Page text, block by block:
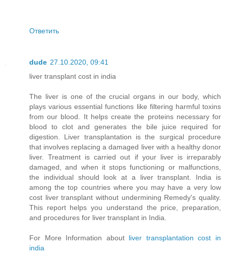
Ответить
dude 27.10.2020, 09:41
liver transplant cost in india
The liver is one of the crucial organs in our body, which
plays various essential functions like filtering harmful toxins
from our blood. It helps create the proteins necessary for
blood to clot and generates the bile juice required for
digestion. Liver transplantation is the surgical procedure
that involves replacing a damaged liver with a healthy donor
liver. Treatment is carried out if your liver is irreparably
damaged, and when it stops functioning or malfunctions,
the individual should look at a liver transplant. India is
among the top countries where you may have a very low
cost liver transplant without undermining Remedy's quality.
This report helps you understand the price, preparation,
and procedures for liver transplant in India.
For More Information about liver transplantation cost in
india